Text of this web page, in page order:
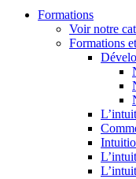
Formations
Voir notre
Formations